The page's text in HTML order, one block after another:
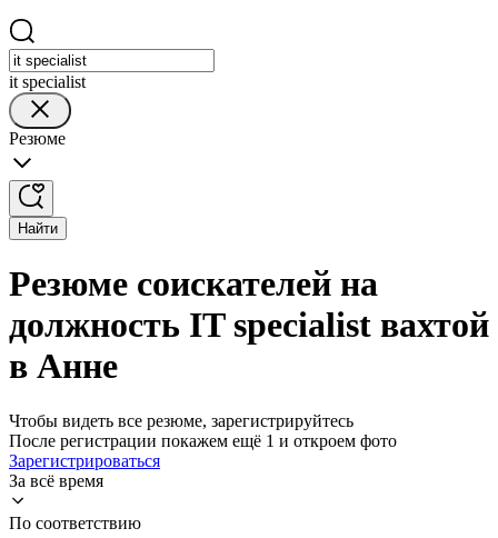
it specialist
Резюме
Найти
Резюме соискателей на
должность IT specialist вахтой
в Анне
Чтобы видеть все резюме, зарегистрируйтесь
После регистрации покажем ещё 1 и откроем фото
Зарегистрироваться
За всё время
По соответствию